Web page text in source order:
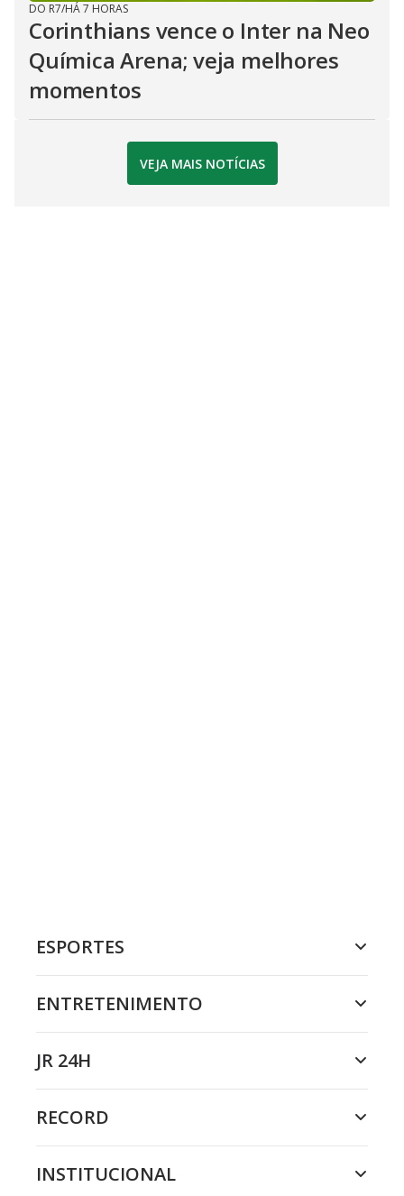
DO R7/HÁ 7 HORAS
Corinthians vence o Inter na Neo
Química Arena; veja melhores
momentos
VEJA MAIS NOTÍCIAS
ESPORTES
ENTRETENIMENTO
JR 24H
RECORD
INSTITUCIONAL